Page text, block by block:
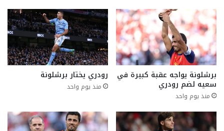
برشلونة يواجه عقبة كبيرة في
سعيه لضم رودري
منذ يوم واحد
رودري يختار برشلونة
منذ يوم واحد